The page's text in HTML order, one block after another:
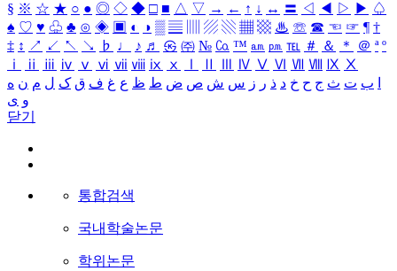
§ ※ ☆ ★ ○ ● ◎ ◇ ◆ □ ■ △ ▽ → ← ↑ ↓ ↔ 〓 ◁ ◀ ▷ ▶ ♤
♠ ♡ ♥ ♧ ♣ ⊙ ◈ ▣ ◐ ◑ ▒ ▤ ▨ ▧ ▦ ▩ ♨ ☏ ☎ ☜ ☞ ¶ †
‡ ↕ ↗ ↙ ↖ ↘ ♭ ♩ ♪ ♬ ㉿ ㈜ № ㏇ ™ ㏂ ㏘ ℡ ＃ ＆ ＊ ＠ ª º
ⅰ
ⅱ ⅲ ⅳ ⅴ ⅵ ⅶ ⅷ ⅸ ⅹ Ⅳ Ⅴ Ⅵ Ⅶ Ⅷ Ⅸ Ⅹ
ب ت ث ج ح خ د ذ ر ز س ش ص ض ط ظ ع غ ف ق ک ل م ن ه
و ی
닫기
통합검색
국내학술논문
학위논문